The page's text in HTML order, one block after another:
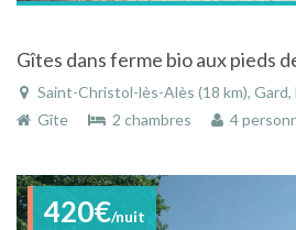
Saint-Christol-lès-Alès (18 km), Gard,
Gîte
2 chambres 4
420€/nuit